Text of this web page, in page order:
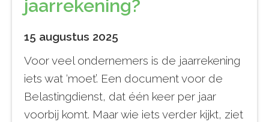
jaarrekening?
15 augustus 2025
Voor veel ondernemers is de jaarrekening
iets wat ‘moet’. Een document voor de
Belastingdienst, dat één keer per jaar
voorbij komt. Maar wie iets verder kijkt, ziet